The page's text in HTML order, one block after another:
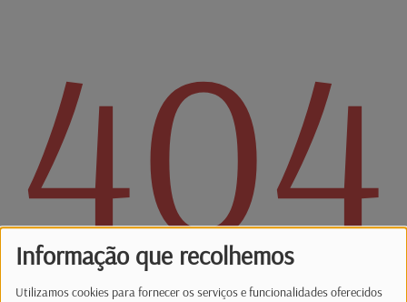
Informação que recolhemos
Utilizamos cookies para fornecer os serviços e funcionalidades oferecidos
404